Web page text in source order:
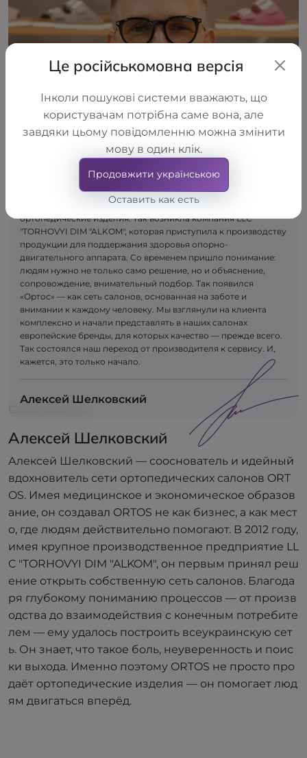
Сначала появилась идея — создавать качественные
ортопедические изделия. Так возникла компания LLC
"TORHOVYI DIM "ALKOM", которая приступила к производству
продукции для поддержания здоровья опорно-
двигательного аппарата. Со временем пришло понимание:
людям нужно не только само решение, но и объяснение,
сопровождение, внимательный подбор. Так появился
«Ортос» — как сеть салонов, основанная на заботе и
внимании к каждому человеку. Мы взглянули на клиента
комплексно и начали представлять в наших салонах
европейские бренды, для которых качество — прежде всего.
Так состоялся наш переход от производителя к сервису. И,
кажется, это только начало.
Алексей Шелковский
Алексей Шелковский
Алексей Шелковский — сооснователь и идейный
вдохновитель сети ортопедических салонов ORT
OS. Имея медицинское и экономическое образов
ание, он создавал ORTOS не как бизнес, а как мест
о, где людям действительно помогают. В 2012 году,
имея крупное производственное предприятие LL
C "TORHOVYI DIM "ALKOM", он первым принял реш
ение открыть собственную сеть салонов. Благода
ря глубокому пониманию процессов — от произв
одства до взаимодействия с конечным потребите
лем — ему удалось построить всеукраинскую сет
ь. Он знает, что такое боль, неуверенность и поис
ки выхода. Именно поэтому ORTOS не просто про
даёт ортопедические изделия — он помогает люд
ям двигаться вперёд.
Це російськомовна версія
Інколи пошукові системи вважають, що
користувачам потрібна саме вона, але
завдяки цьому повідомленню можна змінити
мову в один клік.
Продовжити українською
Оставить как есть